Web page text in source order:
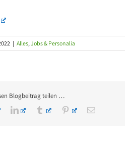
| Alles,Jobs & Personalia
Blogbeitrag teilen …
LinkedInTumblr PinterestE-